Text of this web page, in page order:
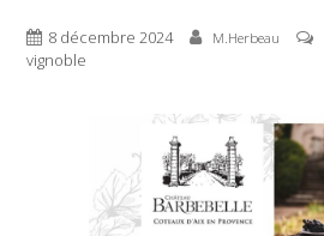
8 décembre 2024 M.Herbeau
vignoble